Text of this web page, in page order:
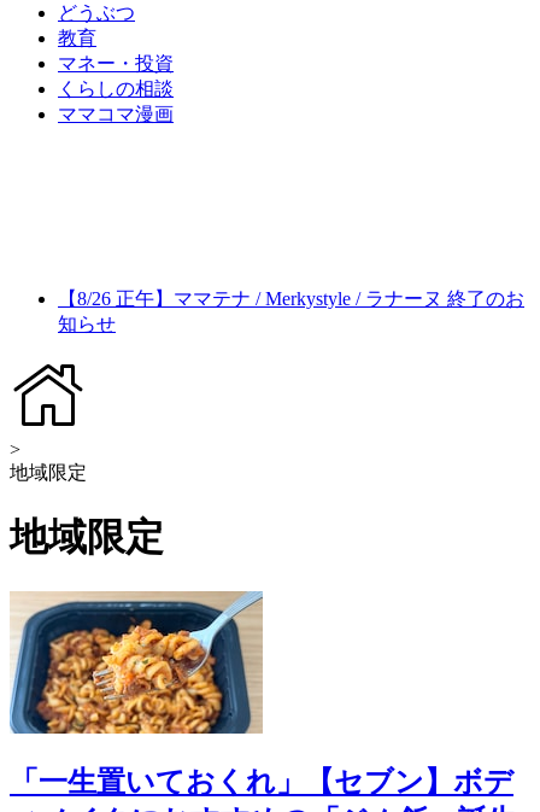
どうぶつ
教育
マネー・投資
くらしの相談
ママコマ漫画
【8/26 正午】ママテナ / Merkystyle / ラナーヌ 終了のお
知らせ
>
地域限定
地域限定
「一生置いておくれ」【セブン】ボデ